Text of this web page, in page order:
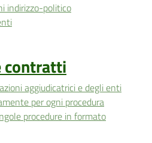
indirizzo-politico
contratti
aggiudicatrici e degli enti
per ogni procedura
procedure in formato